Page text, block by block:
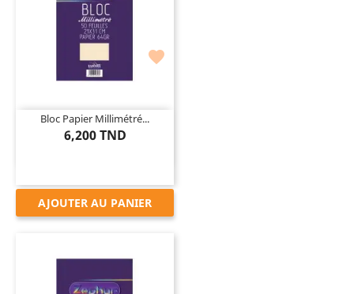

Bloc Papier Millimétré...
6,200 TND
AJOUTER AU PANIER